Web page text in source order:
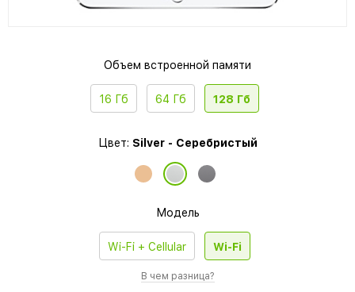
Объем встроенной памяти
16 Гб 64 Гб 128 Гб
Цвет: Silver - Серебристый
Модель
Wi-Fi + Cellular Wi-Fi
В чем разница?